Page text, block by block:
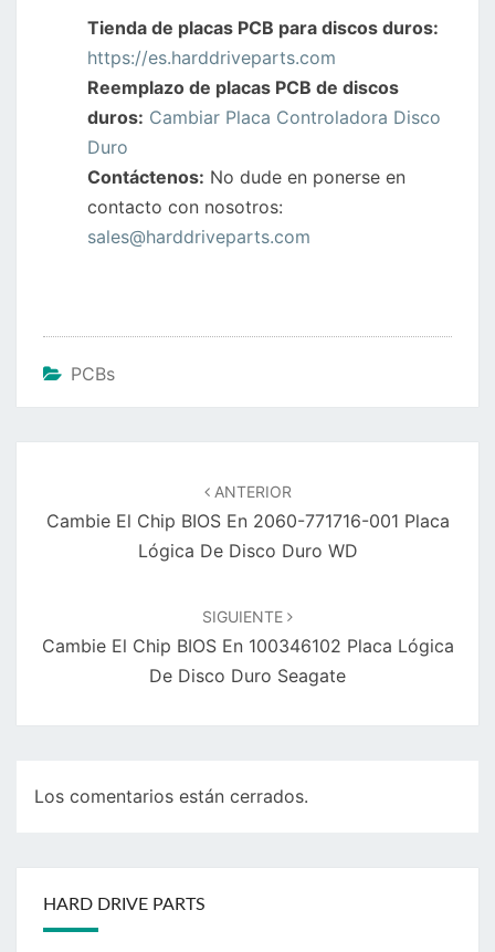
Tienda de placas PCB para discos duros:
https://es.harddriveparts.com
Reemplazo de placas PCB de discos
duros: Cambiar Placa Controladora Disco
Duro
Contáctenos: No dude en ponerse en
contacto con nosotros:
sales@harddriveparts.com
PCBs
entradas
ANTERIOR
Cambie El Chip BIOS En 2060-771716-001 Placa
Lógica De Disco Duro WD
SIGUIENTE
Cambie El Chip BIOS En 100346102 Placa Lógica
De Disco Duro Seagate
Los comentarios están cerrados.
HARD DRIVE PARTS